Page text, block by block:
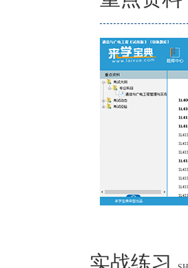
实战练习